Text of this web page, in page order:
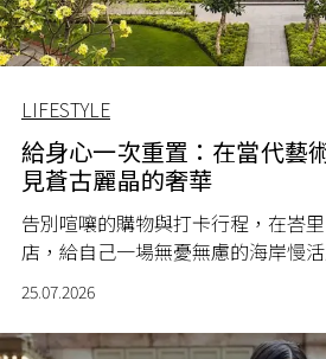
LIFESTYLE
給身心一次重置：在當代藝
見蒼古麗晶的奢華
告別喧嚷的購物與打卡行程，在峇
店，給自己一場無憂無慮的海岸慢活
25.07.2026